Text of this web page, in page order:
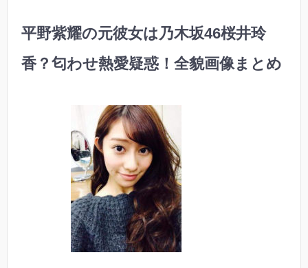
平野紫耀の元彼女は乃木坂46桜井玲
香？匂わせ熱愛疑惑！全貌画像まとめ